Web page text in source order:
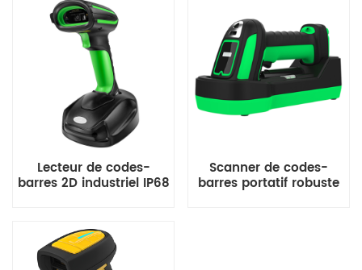
Lecteur de codes-
barres 2D industriel IP68
connexions sans fil et
filaires
Scanner de codes-
barres portatif robuste